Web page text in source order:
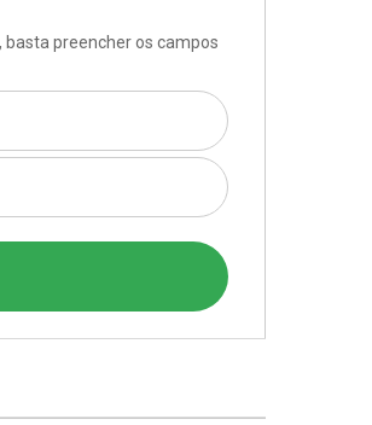
basta preencher os campos